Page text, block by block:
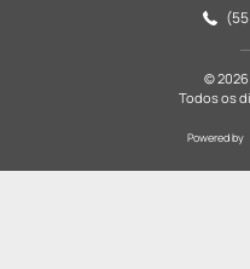
© 2026
Todos os
Powered by